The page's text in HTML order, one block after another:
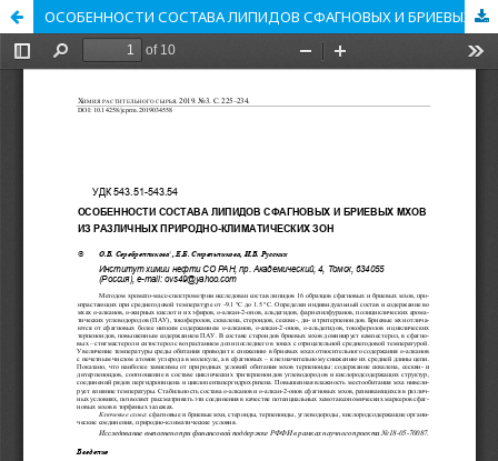
ОСОБЕННОСТИ СОСТАВА ЛИПИДОВ СФАГНОВЫХ И БРИЕВЫХ МХОВ ИЗ РАЗЛИЧНЫХ ПРИРОДНО-КЛИМАТИЧЕСКИХ ЗОН